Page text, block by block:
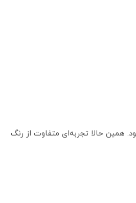
همین حالا تجربه‌ای متفاوت از رنگ